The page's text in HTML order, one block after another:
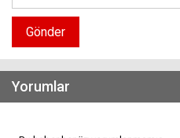
Gönder
Yorumlar